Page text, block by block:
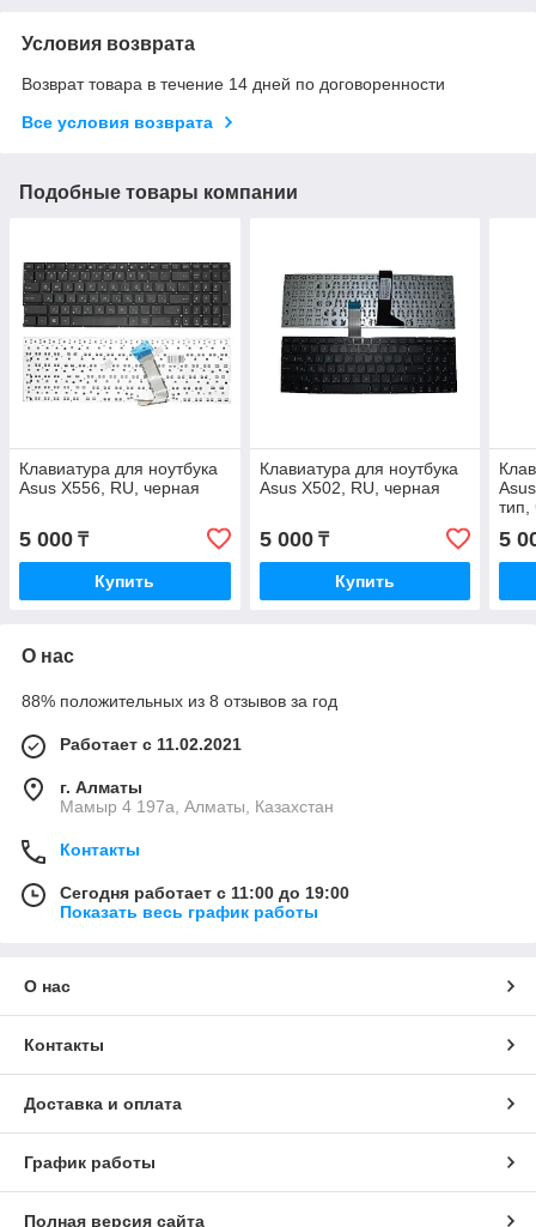
Условия возврата
Возврат товара в течение 14 дней по договоренности
Все условия возврата
Подобные товары компании
Клавиатура для ноутбука
Asus X556, RU, черная
5 000 ₸
Купить
Клавиатура для ноутбука
Asus X502, RU, черная
5 000₸
Купить
тип,
5
О нас
88% положительных из 8 отзывов за год
Работает с 11.02.2021
г. Алматы
Мамыр 4 197а, Алматы, Казахстан
Контакты
Сегодня работает с 11:00 до 19:00
Показать весь график работы
О нас
Контакты
Доставка и оплата
График работы
Полная версия сайта